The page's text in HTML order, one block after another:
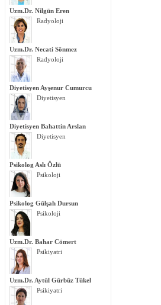
Uzm.Dr. Nilgün Eren
Radyoloji
Uzm.Dr. Necati Sönmez
Radyoloji
Diyetisyen Ayşenur Cumurcu
Diyetisyen
Diyetisyen Bahattin Arslan
Diyetisyen
Psikolog Aslı Özlü
Psikoloji
Psikolog Gülşah Dursun
Psikoloji
Uzm.Dr. Bahar Cömert
Psikiyatri
Uzm.Dr. Aytül Gürbüz Tükel
Psikiyatri